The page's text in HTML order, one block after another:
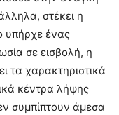
στέκει η
υπήρχε ένας
σε εισβολή, η
τα χαρακτηριστικά
κέντρα λήψης
συμπίπτουν άμεσα